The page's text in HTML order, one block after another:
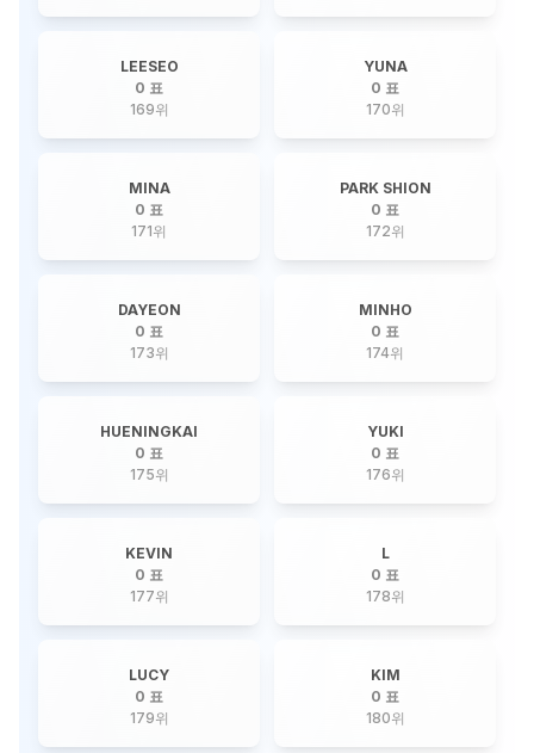
LEESEO
0 표
169위
YUNA
0 표
170위
MINA
0 표
171위
PARK SHION
0 표
172위
DAYEON
0 표
173위
MINHO
0 표
174위
HUENINGKAI
0 표
175위
YUKI
0 표
176위
KEVIN
0 표
177위
L
0 표
178위
LUCY
0 표
179위
KIM
0 표
180위